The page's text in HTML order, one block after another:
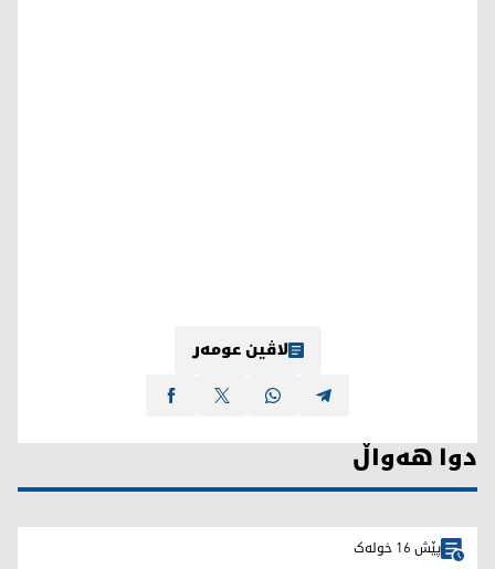
لاڤین عومەر
دوا هەواڵ
پێش 16 خولەک